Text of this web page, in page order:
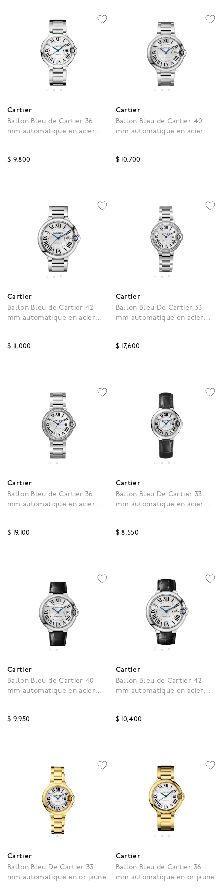
Cartier
Ballon Bleu de Cartier 36
mm automatique en acier
$ 9,800
Cartier
Ballon Bleu de Cartier 40
mm automatique en acier
$ 10,700
Cartier
Ballon Bleu de Cartier 42
mm automatique en acier
$ 11,000
Cartier
Ballon Bleu De Cartier 33
mm automatique en acier
$ 17,600
Cartier
Ballon Bleu de Cartier 36
mm automatique en acier
$ 19,100
Cartier
Ballon Bleu De Cartier 33
mm automatique en acier
$ 8,550
Cartier
Ballon Bleu de Cartier 40
mm automatique en acier
$ 9,950
Cartier
Ballon Bleu de Cartier 42
mm automatique en acier
$ 10,400
Cartier
Ballon Bleu De Cartier 33
mm automatique en or jaune
Cartier
Ballon Bleu de Cartier 36
mm automatique en or jaune